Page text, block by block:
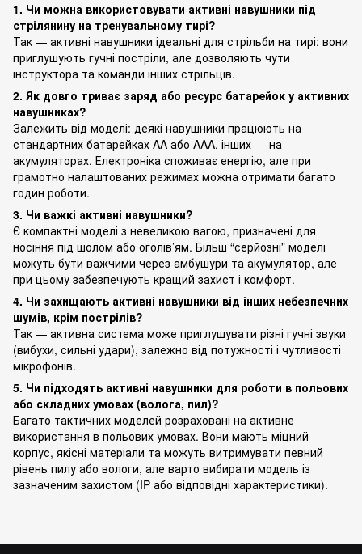
1. Чи можна використовувати активні навушники під
стрілянину на тренувальному тирі?
Так — активні навушники ідеальні для стрільби на тирі: вони
приглушують гучні постріли, але дозволяють чути
інструктора та команди інших стрільців.
2. Як довго триває заряд або ресурс батарейок у активних
навушниках?
Залежить від моделі: деякі навушники працюють на
стандартних батарейках AA або AAA, інших — на
акумуляторах. Електроніка споживає енергію, але при
грамотно налаштованих режимах можна отримати багато
годин роботи.
3. Чи важкі активні навушники?
Є компактні моделі з невеликою вагою, призначені для
носіння під шолом або оголів’ям. Більш “серйозні” моделі
можуть бути важчими через амбушури та акумулятор, але
при цьому забезпечують кращий захист і комфорт.
4. Чи захищають активні навушники від інших небезпечних
шумів, крім пострілів?
Так — активна система може приглушувати різні гучні звуки
(вибухи, сильні удари), залежно від потужності і чутливості
мікрофонів.
5. Чи підходять активні навушники для роботи в польових
або складних умовах (волога, пил)?
Багато тактичних моделей розраховані на активне
використання в польових умовах. Вони мають міцний
корпус, якісні матеріали та можуть витримувати певний
рівень пилу або вологи, але варто вибирати модель із
зазначеним захистом (IP або відповідні характеристики).